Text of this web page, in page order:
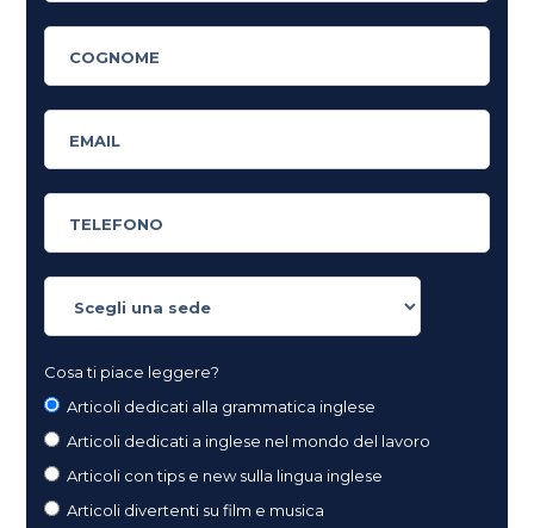
Cosa ti piace leggere?
Articoli dedicati alla grammatica inglese
Articoli dedicati a inglese nel mondo del lavoro
Articoli con tips e new sulla lingua inglese
Articoli divertenti su film e musica